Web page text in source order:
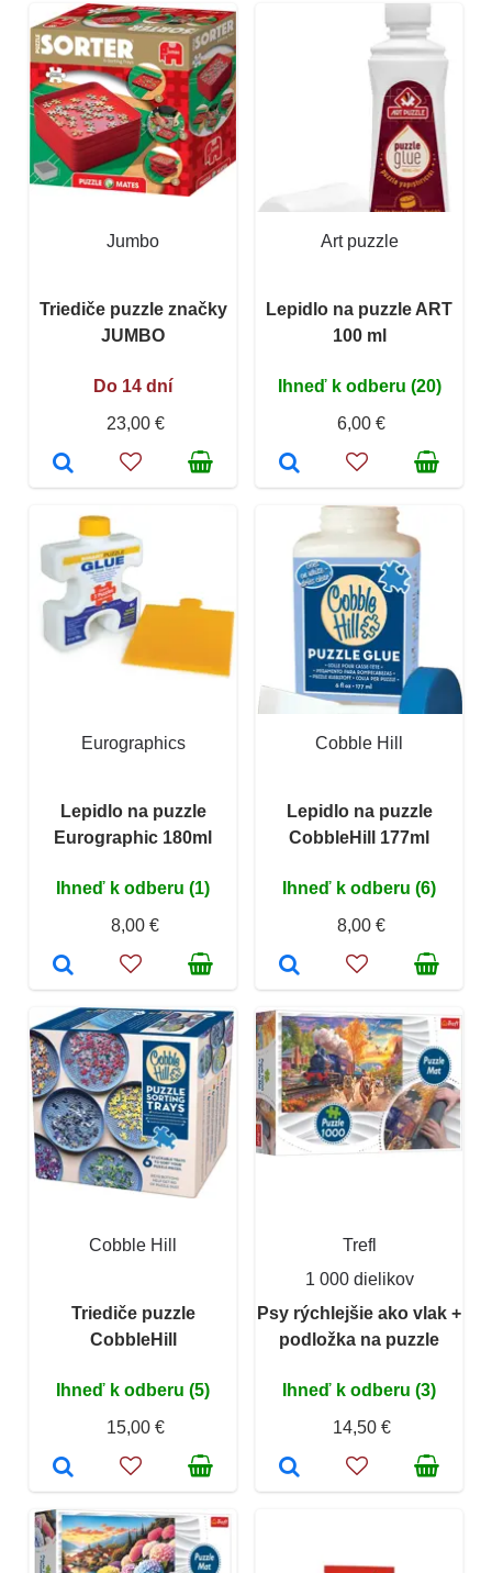
Jumbo
Triediče puzzle značky
JUMBO
Do 14 dní
23,00 €
Art puzzle
Lepidlo na puzzle ART
100 ml
Ihneď k odberu (20)
6,00 €
Eurographics
Lepidlo na puzzle
Eurographic 180ml
Ihneď k odberu (1)
8,00 €
Cobble Hill
Lepidlo na puzzle
CobbleHill 177ml
Ihneď k odberu (6)
8,00 €
Cobble Hill
Triediče puzzle
CobbleHill
Ihneď k odberu (5)
15,00 €
Trefl
1 000 dielikov
Psy rýchlejšie ako vlak +
podložka na puzzle
Ihneď k odberu (3)
14,50 €